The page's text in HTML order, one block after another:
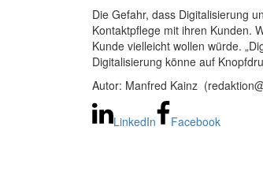
Die Gefahr, dass Digitalisierung
Kontaktpflege mit ihren Kunden.
Kunde vielleicht wollen würde.
Digitalisierung könne auf
Autor: Manfred Kainz
LinkedIn Facebook